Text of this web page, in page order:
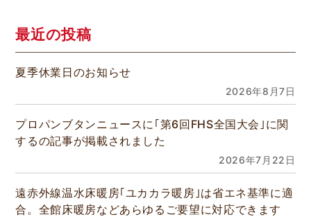
最近の投稿
夏季休業日のお知らせ
2026年8月7日
プロパンブタンニュースに｢第6回FHS全国大会｣に関
するの記事が掲載されました
2026年7月22日
遠赤外線温水床暖房｢ユカカラ暖房｣は省エネ基準に適
合。全館床暖房などあらゆるご要望に対応できます